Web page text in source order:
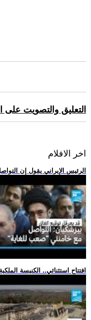
التعليق والتصويت
اخر الافلام
.. الرئيس الإيراني يقول إن
.. افتتاح استثنائي.. الكنيسة